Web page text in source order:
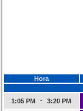
Hora
1:05 PM
- 3:20 PM